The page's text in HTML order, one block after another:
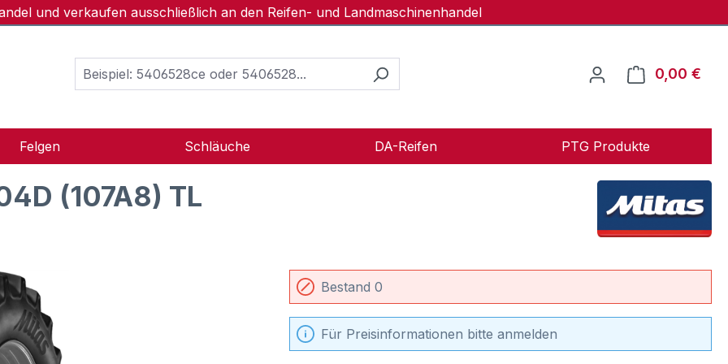
und verkaufen ausschließlich an den Reifen- und Landmaschinenhandel
0,00 €
Felgen Schläuche DA-Reifen PTG Produkte
(107A8) TL
Bestand 0
Für Preisinformationen bitte anmelden